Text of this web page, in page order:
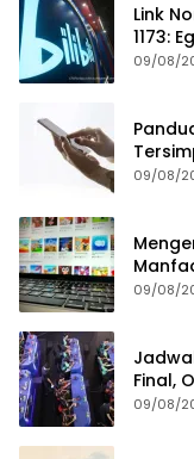
Link
1173:
09/08/
09/08/
09/08/
Final,
09/08/